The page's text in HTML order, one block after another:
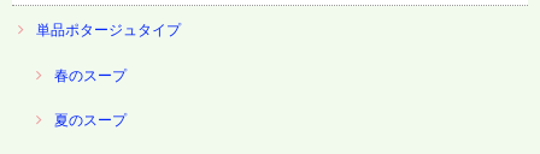
単品ポタージュタイプ
春のスープ
夏のスープ